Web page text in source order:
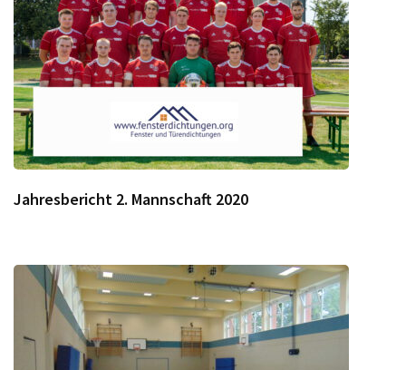
Jahresbericht 2. Mannschaft 2020